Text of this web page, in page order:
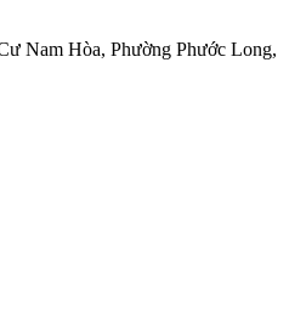
Nam Hòa, Phường Phước Long,